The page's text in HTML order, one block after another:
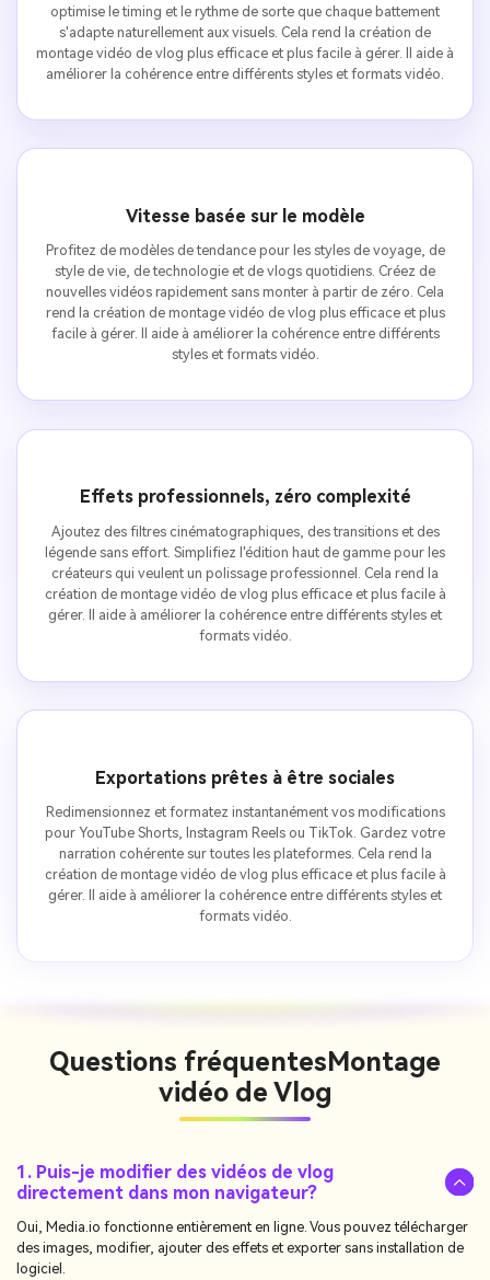
optimise le timing et le rythme de sorte que chaque battement
s'adapte naturellement aux visuels. Cela rend la création de
montage vidéo de vlog plus efficace et plus facile à gérer. Il aide à
améliorer la cohérence entre différents styles et formats vidéo.
Vitesse basée sur le modèle
Profitez de modèles de tendance pour les styles de voyage, de
style de vie, de technologie et de vlogs quotidiens. Créez de
nouvelles vidéos rapidement sans monter à partir de zéro. Cela
rend la création de montage vidéo de vlog plus efficace et plus
facile à gérer. Il aide à améliorer la cohérence entre différents
styles et formats vidéo.
Effets professionnels, zéro complexité
Ajoutez des filtres cinématographiques, des transitions et des
légende sans effort. Simplifiez l'édition haut de gamme pour les
créateurs qui veulent un polissage professionnel. Cela rend la
création de montage vidéo de vlog plus efficace et plus facile à
gérer. Il aide à améliorer la cohérence entre différents styles et
formats vidéo.
Exportations prêtes à être sociales
Redimensionnez et formatez instantanément vos modifications
pour YouTube Shorts, Instagram Reels ou TikTok. Gardez votre
narration cohérente sur toutes les plateformes. Cela rend la
création de montage vidéo de vlog plus efficace et plus facile à
gérer. Il aide à améliorer la cohérence entre différents styles et
formats vidéo.
Questions fréquentes Montage
vidéo de Vlog
1. Puis-je modifier des vidéos de vlog
directement dans mon navigateur?
Oui, Media.io fonctionne entièrement en ligne. Vous pouvez télécharger
des images, modifier, ajouter des effets et exporter sans installation de
logiciel.